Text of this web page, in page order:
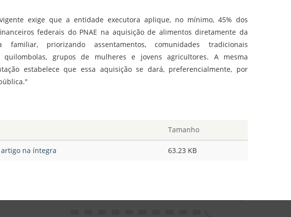
exige que a entidade executora aplique, no mínimo, 45% dos
federais do PNAE na aquisição de alimentos diretamente da
familiar, priorizando assentamentos, comunidades tradicionais
quilombolas, grupos de mulheres e jovens agricultores. A mesma
estabelece que essa aquisição se dará, preferencialmente, por
Tamanho
artigo na íntegra 63.23 KB